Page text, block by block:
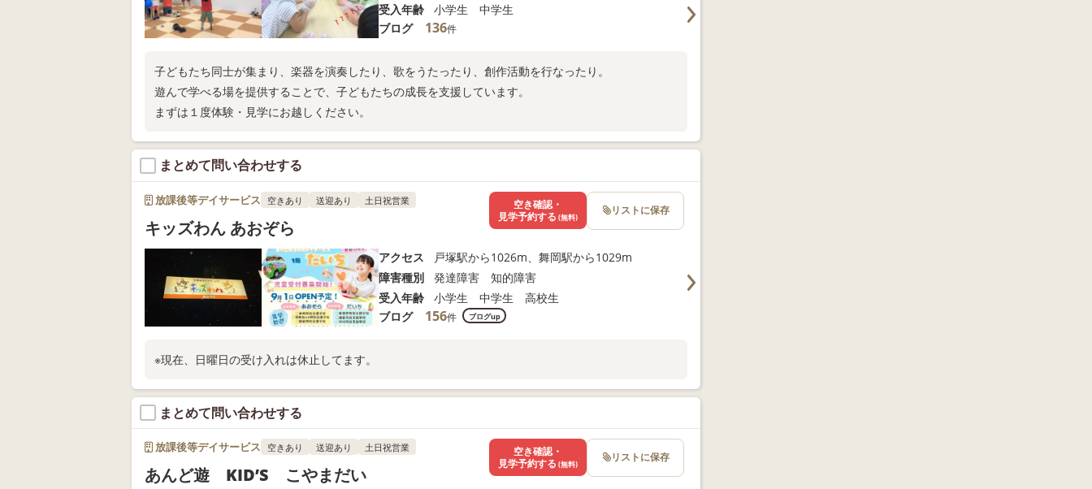
受入年齢
小学生 中学生
ブログ
136件
子どもたち同士が集まり、楽器を演奏したり、歌をうたったり、創作活動を行なったり。
遊んで学べる場を提供することで、子どもたちの成長を支援しています。
まずは１度体験・見学にお越しください。
まとめて問い合わせする
放課後等デイサービス 空きあり 送迎あり 土日祝営業
キッズわん あおぞら
アクセス
戸塚駅から1026m、舞岡駅から1029m
障害種別
発達障害 知的障害
受入年齢
小学生 中学生 高校生
ブログ
156件 ブログup
※現在、日曜日の受け入れは休止してます。
空き確認・
見学予約する (無料) リストに保存
まとめて問い合わせする
放課後等デイサービス 空きあり 送迎あり 土日祝営業
あんど遊 KID’S こやまだい
空き確認・
見学予約する (無料) リストに保存